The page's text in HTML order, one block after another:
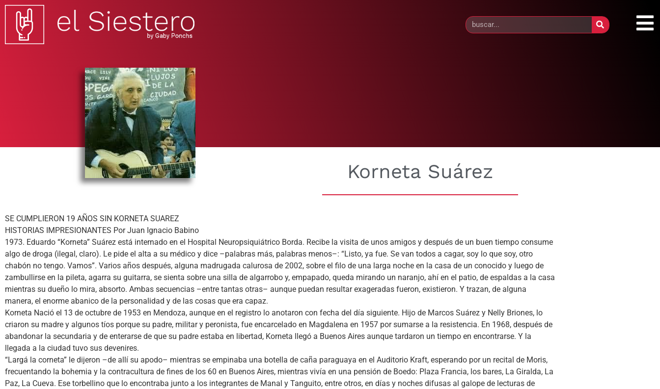
Korneta Suárez
SE CUMPLIERON 19 AÑOS SIN KORNETA SUAREZ
HISTORIAS IMPRESIONANTES Por Juan Ignacio Babino
1973. Eduardo “Korneta” Suárez está internado en el Hospital Neuropsiquiátrico Borda. Recibe la visita de unos amigos y después de un buen tiempo consume
algo de droga (ilegal, claro). Le pide el alta a su médico y dice –palabras más, palabras menos–: “Listo, ya fue. Se van todos a cagar, soy lo que soy, otro
chabón no tengo. Vamos”. Varios años después, alguna madrugada calurosa de 2002, sobre el filo de una larga noche en la casa de un conocido y luego de
zambullirse en la pileta, agarra su guitarra, se sienta sobre una silla de algarrobo y, empapado, queda mirando un naranjo, ahí en el patio, de espaldas a la casa
mientras su dueño lo mira, absorto. Ambas secuencias –entre tantas otras– aunque puedan resultar exageradas fueron, existieron. Y trazan, de alguna
manera, el enorme abanico de la personalidad y de las cosas que era capaz.
Korneta Nació el 13 de octubre de 1953 en Mendoza, aunque en el registro lo anotaron con fecha del día siguiente. Hijo de Marcos Suárez y Nelly Briones, lo
criaron su madre y algunos tíos porque su padre, militar y peronista, fue encarcelado en Magdalena en 1957 por sumarse a la resistencia. En 1968, después de
abandonar la secundaria y de enterarse de que su padre estaba en libertad, Korneta llegó a Buenos Aires aunque tardaron un tiempo en encontrarse. Y la
llegada a la ciudad tuvo sus devenires.
“Largá la corneta” le dijeron –de allí su apodo– mientras se empinaba una botella de caña paraguaya en el Auditorio Kraft, esperando por un recital de Moris,
frecuentando la bohemia y la contracultura de fines de los 60 en Buenos Aires, mientras vivía en una pensión de Boedo: Plaza Francia, los bares, La Giralda, La
Paz, La Cueva. Ese torbellino que lo encontraba junto a los integrantes de Manal y Tanguito, entre otros, en días y noches difusas al galope de lecturas de